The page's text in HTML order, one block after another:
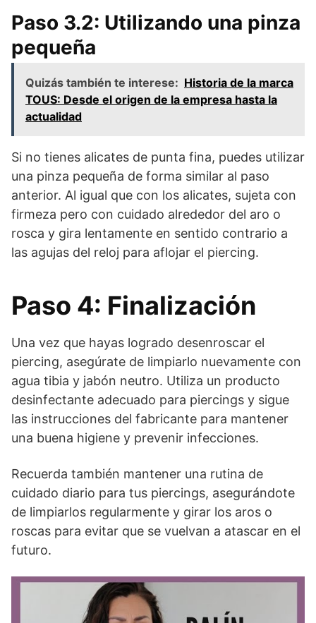
Paso 3.2: Utilizando una pinza
pequeña
Quizás también te interese: Historia de la marca
TOUS: Desde el origen de la empresa hasta la
actualidad
Si no tienes alicates de punta fina, puedes utilizar
una pinza pequeña de forma similar al paso
anterior. Al igual que con los alicates, sujeta con
firmeza pero con cuidado alrededor del aro o
rosca y gira lentamente en sentido contrario a
las agujas del reloj para aflojar el piercing.
Paso 4: Finalización
Una vez que hayas logrado desenroscar el
piercing, asegúrate de limpiarlo nuevamente con
agua tibia y jabón neutro. Utiliza un producto
desinfectante adecuado para piercings y sigue
las instrucciones del fabricante para mantener
una buena higiene y prevenir infecciones.
Recuerda también mantener una rutina de
cuidado diario para tus piercings, asegurándote
de limpiarlos regularmente y girar los aros o
roscas para evitar que se vuelvan a atascar en el
futuro.